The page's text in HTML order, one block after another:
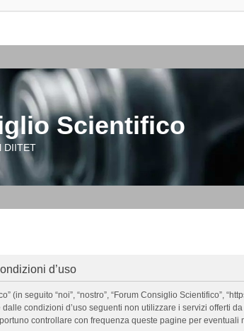
Scientifico
DIITET
d’uso
(in seguito “noi”, “nostro”, “Forum Consiglio Scientifico”,
condizioni d’uso seguenti non utilizzare i servizi offerti
controllare con frequenza queste pagine per